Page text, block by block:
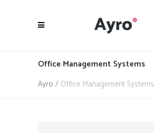
Office Management Systems
Ayro / Office Management Systems